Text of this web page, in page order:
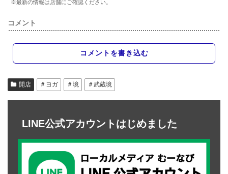
※最新の情報は店舗にご確認ください。
コメント
コメントを書き込む
開店 ＃ヨガ ＃境 ＃武蔵境
LINE公式アカウントはじめました